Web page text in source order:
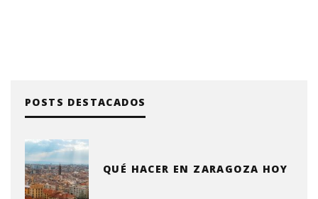
POSTS DESTACADOS
QUÉ HACER EN ZARAGOZA HOY